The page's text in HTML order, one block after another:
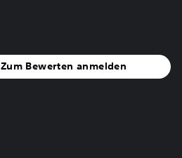
Zum Bewerten anmelden